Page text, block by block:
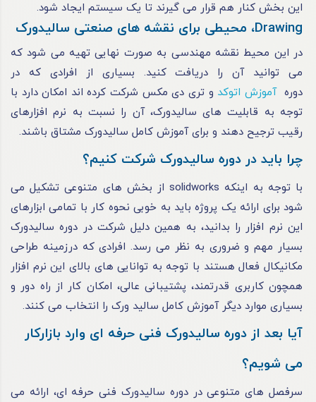
این بخش کنار هم قرار می‌ گیرند تا یک سیستم ایجاد شود.
Drawing، محیطی برای نقشه های صنعتی سالیدورک
در این محیط نقشه مهندسی به‌ صورت نهایی تهیه می‌ شود که
می‌ توانید آن را دریافت کنید. بسیاری از افرادی که در
دوره‌آموزش اتوکد و تری دی مکس شرکت کرده‌ اند امکان دارد با
توجه به قابلیت‌ های سالیدورک، آن را نسبت به نرم‌ افزارهای
رقیب ترجیح دهند و برای آموزش کامل سالیدورک مشتاق باشند.
چرا باید در دوره سالیدورک شرکت کنیم؟
با توجه به اینکه solidworks از بخش‌ های متنوعی تشکیل می‌
شود برای ارائه یک پروژه باید به‌ خوبی نحوه کار با تمامی ابزارهای
این نرم‌ افزار را بدانید، به همین دلیل شرکت در دوره‌ سالیدورک
بسیار مهم و ضروری به‌ نظر می‌ رسد. افرادی که درزمینه طراحی
مکانیکال فعال هستند با توجه به توانایی‌ های بالای این نرم‌ افزار
همچون کاربری قدرتمند، پشتیبانی عالی، امکان کار از راه دور و
بسیاری موارد دیگر آموزش کامل سالید ورک را انتخاب می‌ کنند.
آیا بعد از دوره سالیدورک فنی حرفه ای وارد بازارکار
می شویم؟
سرفصل‌ های متنوعی در دوره سالیدورک فنی حرفه ای، ارائه می‌